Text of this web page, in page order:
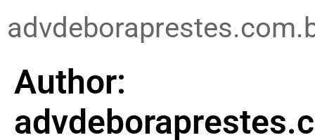
Author: